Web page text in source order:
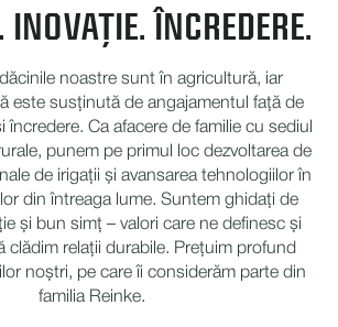
ÎNCREDERE.
noastre sunt în agricultură, iar
este susținută de angajamentul față de
încredere. Ca afacere de familie cu sediul
punem pe primul loc dezvoltarea de
de irigații și avansarea tehnologiilor în
din întreaga lume. Suntem ghidați de
și bun simț – valori care ne definesc și
clădim relații durabile. Prețuim profund
noștri, pe care îi considerăm parte din
familia Reinke.